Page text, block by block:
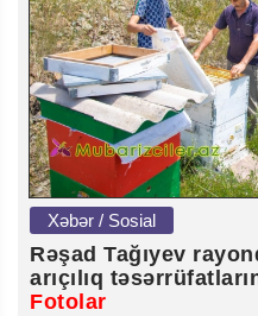
Xəbər / Sosial
Rəşad Tağıyev
arıçılıq
Fotolar